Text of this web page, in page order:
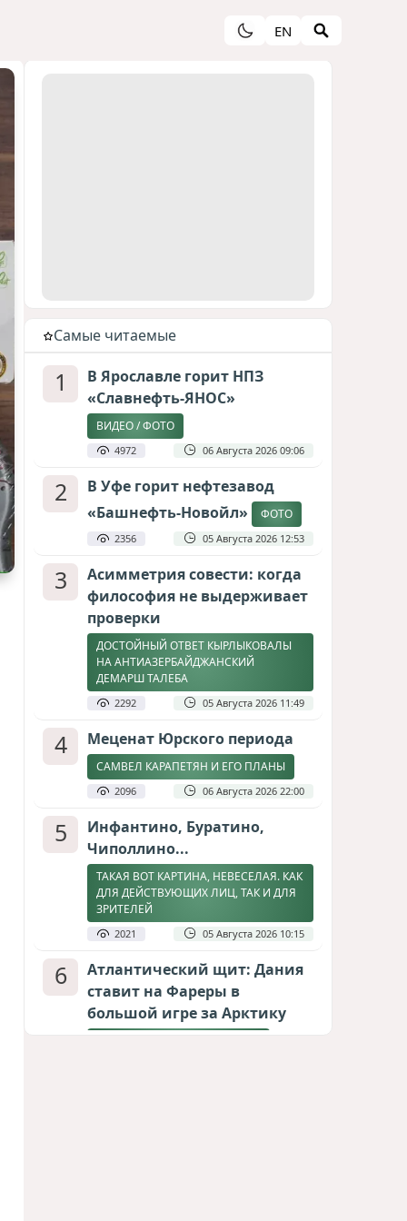
EN
Cамые читаемые
1
В Ярославле горит НПЗ
«Славнефть-ЯНОС»
ВИДЕО / ФОТО
4972 06 Августа 2026 09:06
2
В Уфе горит нефтезавод
«Башнефть-Новойл»
ФОТО
2356 05 Августа 2026 12:53
3
Асимметрия совести: когда
философия не выдерживает
проверки
ДОСТОЙНЫЙ ОТВЕТ КЫРЛЫКОВАЛЫ
НА АНТИАЗЕРБАЙДЖАНСКИЙ
ДЕМАРШ ТАЛЕБА
2292 05 Августа 2026 11:49
4 Меценат Юрского периода
САМВЕЛ КАРАПЕТЯН И ЕГО ПЛАНЫ
2096 06 Августа 2026 22:00
5
Инфантино, Буратино,
Чиполлино...
ТАКАЯ ВОТ КАРТИНА, НЕВЕСЕЛАЯ. КАК
ДЛЯ ДЕЙСТВУЮЩИХ ЛИЦ, ТАК И ДЛЯ
ЗРИТЕЛЕЙ
2021 05 Августа 2026 10:15
6
Атлантический щит: Дания
ставит на Фареры в
большой игре за Арктику